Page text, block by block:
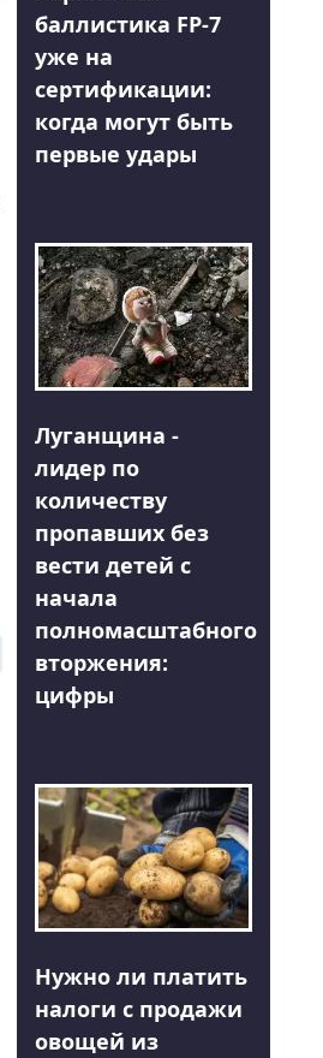
баллистика FP-7
уже на
сертификации:
когда могут быть
первые удары
Луганщина -
лидер по
количеству
пропавших без
вести детей с
начала
полномасштабного
вторжения:
цифры
Нужно ли платить
налоги с продажи
овощей из